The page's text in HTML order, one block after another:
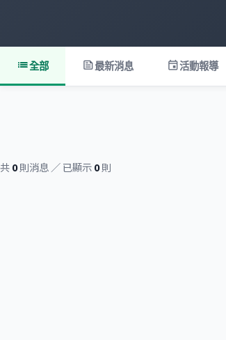
list全部 feed最新消息 event活動報導
共0則消息 ／ 已顯示0則